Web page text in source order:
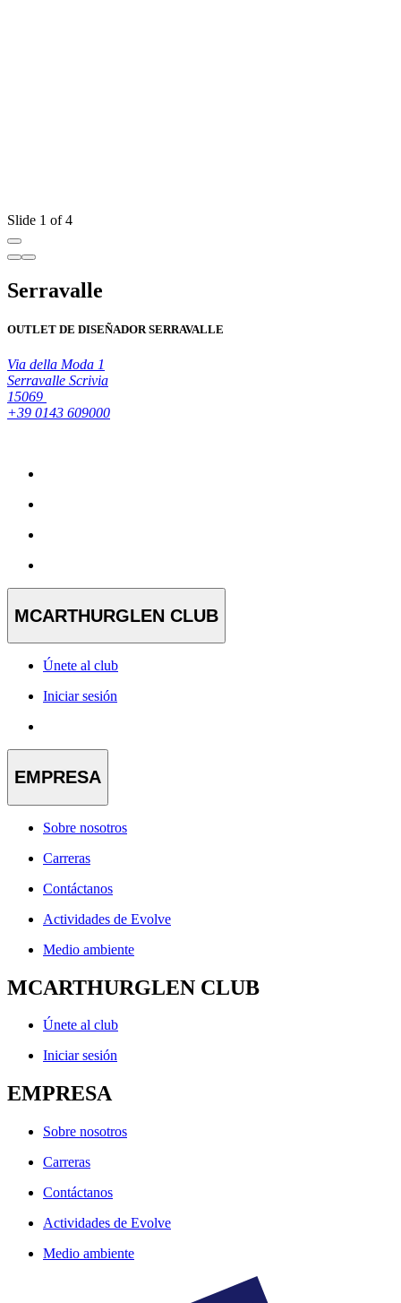
Slide 1 of 4
Serravalle
OUTLET DE DISEÑADOR SERRAVALLE
Via della Moda 1
Serravalle Scrivia
15069
+39 0143 609000
MCARTHURGLEN CLUB
Únete al club
Iniciar sesión
EMPRESA
Sobre nosotros
Carreras
Contáctanos
Actividades de Evolve
Medio ambiente
MCARTHURGLEN CLUB
Únete al club
Iniciar sesión
EMPRESA
Sobre nosotros
Carreras
Contáctanos
Actividades de Evolve
Medio ambiente